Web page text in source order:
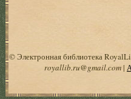
© Электронная библиотека
royallib.ru@gmail.com|